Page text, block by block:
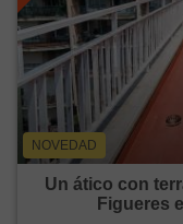
NOVEDAD
Un ático con
Figueres